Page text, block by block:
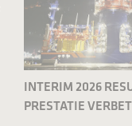
INTERIM 2026
PRESTATIE